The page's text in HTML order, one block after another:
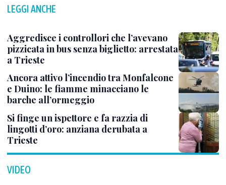
LEGGI ANCHE
Aggredisce i controllori che l’avevano
pizzicata in bus senza biglietto: arrestata
a Trieste
Ancora attivo l’incendio tra Monfalcone
e Duino: le fiamme minacciano le
barche all’ormeggio
Si finge un ispettore e fa razzia di
lingotti d’oro: anziana derubata a
Trieste
VIDEO